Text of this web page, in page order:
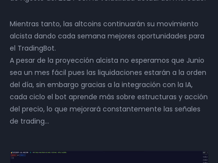
Mientras tanto, las altcoins continuarán su movimiento
alcista dando cada semana mejores oportunidades para
el TradingBot.
A pesar de la proyección alcista no esperamos que Junio
sea un mes fácil pues las liquidaciones estarán a la orden
del día, sin embargo gracias a la integración con la IA,
cada ciclo el bot aprende más sobre estructuras y acción
del precio, lo que mejorará constantemente las señales
de trading…